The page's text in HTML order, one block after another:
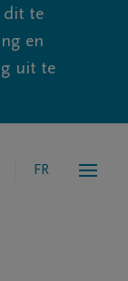
dit te
en
uit te
FR